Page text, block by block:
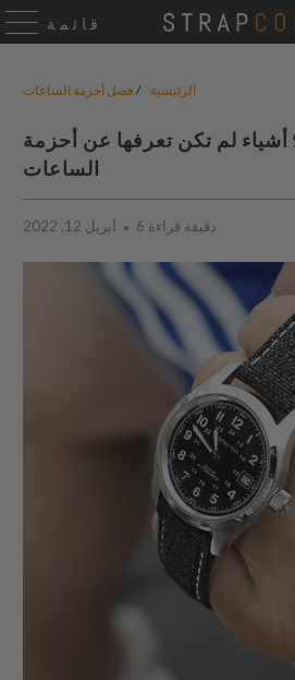
قائمة
الرئيسية / فصل أحزمة الساعات
أحزمة الساعات | 9 أشياء لم تكن تعرفها عن أحزمة
الساعات
أبريل 12, 2022 6 دقيقة قراءة